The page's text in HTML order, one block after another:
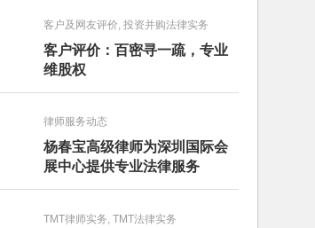
客户及网友评价, 投资并购法律实务
客户评价：百密寻一疏，专业
维股权
律师服务动态
杨春宝高级律师为深圳国际会
展中心提供专业法律服务
TMT律师实务, TMT法律实务